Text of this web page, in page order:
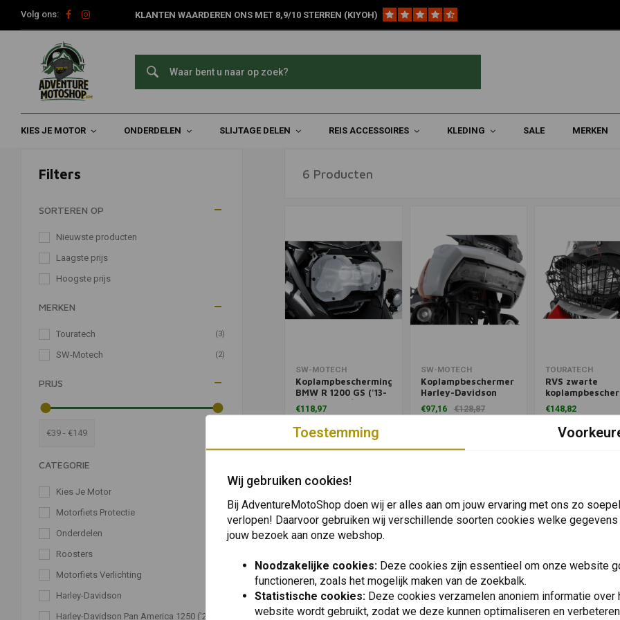
Volg ons: KLANTEN WAARDEREN ONS MET 8,9/10 STERREN (KIYOH)
KIES JE MOTOR ONDERDELEN SLIJTAGE DELEN REIS ACCESSOIRES KLEDING SALE MERKEN
Roosters
Home Onderdelen Motorfiets Protectie Roosters
Filters
SORTEREN OP
Nieuwste producten
Laagste prijs
Hoogste prijs
MERKEN
Touratech (3)
SW-Motech (2)
PRIJS
€39 - €149
CATEGORIE
Kies Je Motor
Motorfiets Protectie
Onderdelen
Roosters
Motorfiets Verlichting
Harley-Davidson
6 Producten
Toevoegen aan winkelwagen
SW-MOTECH
Koplampbescherming
BMW R 1200 GS ('13-
'18)/A ('14+)/1250 GS
('19+)/A ('19+)
€118,97
Verlanglijst
Toevoegen aan winkelwagen
SW-MOTECH
Koplampbeschermer
Harley-Davidson
Pan America 1250
('21+)
€97,16 €128,87
Verlanglijst
Toevoegen aan
TOURATECH
RVS zwarte
BMW R 1200 GS
('12-)/ R 1200
('13-) *ALLEEN
OFFROAD-
€148,82
Toestemming
Wij gebruiken cookies!
Bij AdventureMotoShop doen wij er alles aan om jouw ervaring met ons zo
verlopen! Daarvoor gebruiken wij verschillende soorten cookies welke
jouw bezoek aan onze webshop.
Noodzakelijke cookies: Deze cookies zijn essentieel om onze website
functioneren, zoals het mogelijk maken van de zoekbalk.
Statistische cookies: Deze cookies verzamelen anoniem informatie over
website wordt gebruikt, zodat we deze kunnen optimaliseren en